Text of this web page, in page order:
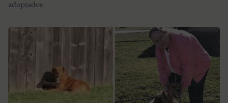
adoptados